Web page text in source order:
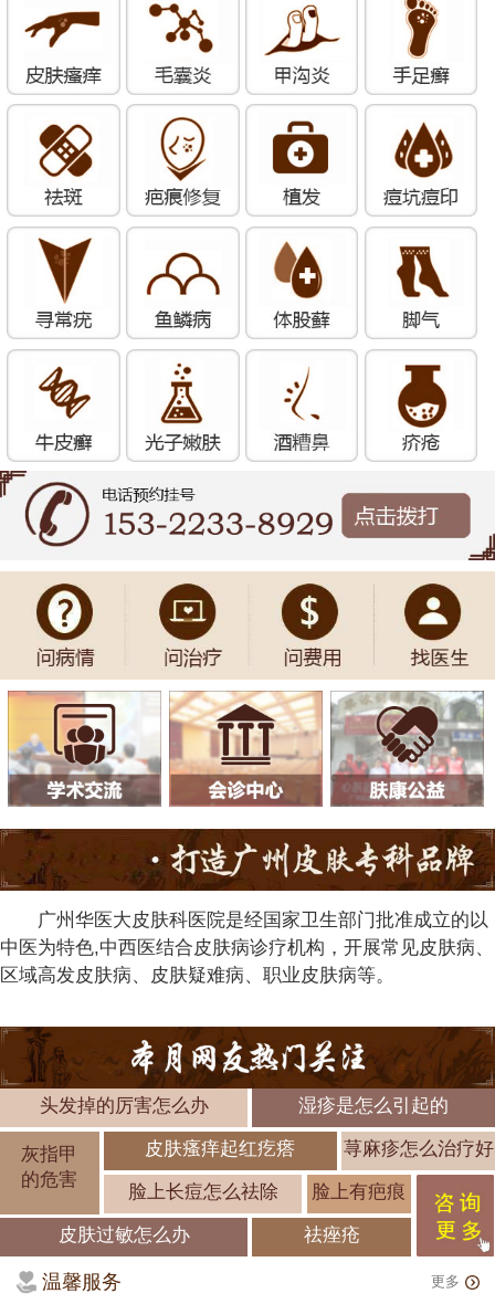
广州华医大皮肤科医院是经国家卫生部门批准成立的以
中医为特色,中西医结合皮肤病诊疗机构，开展常见皮肤病、
区域高发皮肤病、皮肤疑难病、职业皮肤病等。
头发掉的厉害怎么办 湿疹是怎么引起的
灰指甲
的危害
皮肤瘙痒起红疙瘩 荨麻疹怎么治疗好
脸上长痘怎么祛除 脸上有疤痕
皮肤过敏怎么办 祛痤疮
温馨服务 更多